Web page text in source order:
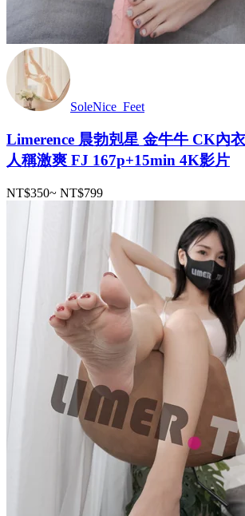
SoleNice_Feet
Limerence 晨勃剋星 金牛牛 CK內
人稱激爽 FJ 167p+15min 4K影片
NT$350~ NT$799